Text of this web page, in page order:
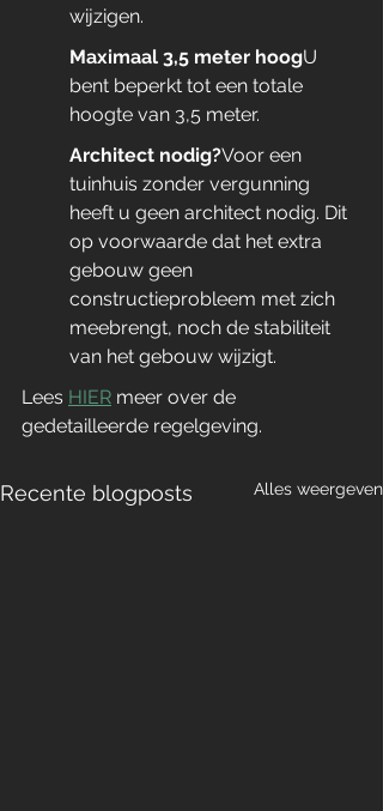
wijzigen.
Maximaal 3,5 meter hoogU
bent beperkt tot een totale
hoogte van 3,5 meter.
Architect nodig?Voor een
tuinhuis zonder vergunning
heeft u geen architect nodig. Dit
op voorwaarde dat het extra
gebouw geen
constructieprobleem met zich
meebrengt, noch de stabiliteit
van het gebouw wijzigt.
Lees HIER meer over de
gedetailleerde regelgeving.
Recente blogposts Alles weergeven